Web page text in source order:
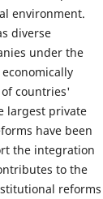
environment.
diverse
under the
countries'
largest private
have been
the integration
to the
reforms